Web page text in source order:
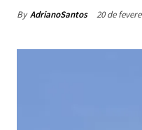
By AdrianoSantos 20 de